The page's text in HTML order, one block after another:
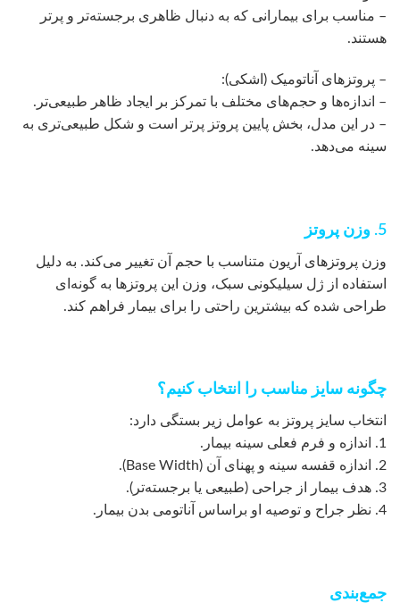
– مناسب برای بیمارانی که به دنبال ظاهری برجسته‌تر و پرتر
هستند.
– پروتزهای آناتومیک (اشکی):
– اندازه‌ها و حجم‌های مختلف با تمرکز بر ایجاد ظاهر طبیعی‌تر.
– در این مدل، بخش پایین پروتز پرتر است و شکل طبیعی‌تری به
سینه می‌دهد.
5. وزن پروتز
وزن پروتزهای آریون متناسب با حجم آن تغییر می‌کند. به دلیل
استفاده از ژل سیلیکونی سبک، وزن این پروتزها به گونه‌ای
طراحی شده که بیشترین راحتی را برای بیمار فراهم کند.
چگونه سایز مناسب را انتخاب کنیم؟
انتخاب سایز پروتز به عوامل زیر بستگی دارد:
1. اندازه و فرم فعلی سینه بیمار.
2. اندازه قفسه سینه و پهنای آن (Base Width).
3. هدف بیمار از جراحی (طبیعی یا برجسته‌تر).
4. نظر جراح و توصیه او براساس آناتومی بدن بیمار.
جمع‌بندی